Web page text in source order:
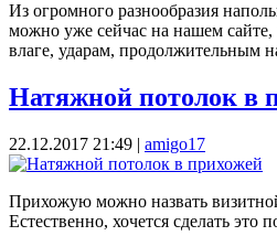
Из огромного разнообразия
можно уже сейчас на нашем сайте,
влаге, ударам, продолжительным
Натяжной потолок в
22.12.2017 21:49 | amigo17
Прихожую можно назвать
Естественно, хочется сделать